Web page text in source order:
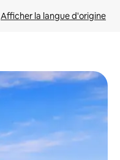
Afficher la langue d'origine